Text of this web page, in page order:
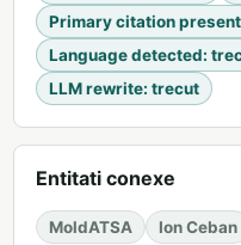
Primary citation present
Language detected:
LLM rewrite: trecut
Entitati conexe
MoldATSA Ion Ceban